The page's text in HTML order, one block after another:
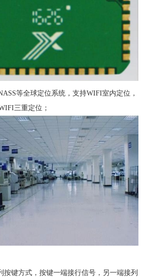
等全球定位系统，支持WIFI室内定位，
三重定位；
按键方式，按键一端接行信号，另一端接列